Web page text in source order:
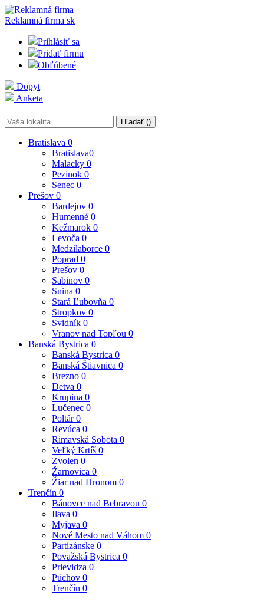
Reklamná firma sk
Prihlásiť sa
Pridať firmu
Obľúbené
Dopyt
Anketa
Hľadať ()
Bratislava 0
Bratislava0
Malacky 0
Pezinok 0
Senec 0
Prešov 0
Bardejov 0
Humenné 0
Kežmarok 0
Levoča 0
Medzilaborce 0
Poprad 0
Prešov 0
Sabinov 0
Snina 0
Stará Ľubovňa 0
Stropkov 0
Svidník 0
Vranov nad Topľou 0
Banská Bystrica 0
Banská Bystrica 0
Banská Štiavnica 0
Brezno 0
Detva 0
Krupina 0
Lučenec 0
Poltár0
Revúca 0
Rimavská Sobota 0
Veľký Krtíš 0
Zvolen 0
Žarnovica 0
Žiar nad Hronom 0
Trenčín 0
Bánovce nad Bebravou 0
Ilava 0
Myjava 0
Nové Mesto nad Váhom 0
Partizánske 0
Považská Bystrica 0
Prievidza 0
Púchov 0
Trenčín 0